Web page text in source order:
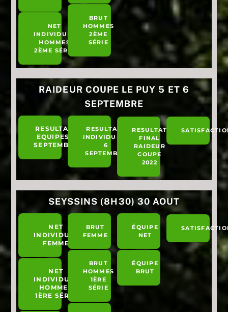
NET
INDIVIDUEL
HOMMES
2ÈME SÉRIE
BRUT
HOMMES
2ÈME
SÉRIE
RAIDEUR COUPE LE PUY 5 ET 6
SEPTEMBRE
RESULTATS
EQUIPES 5
SEPTEMBRE
RESULTATS
INDIVIDUELS
6
SEPTEMBRE
RESULTAT
FINAL
RAIDEUR
COUPE
2022
SEYSSINS (8H30) 30 AOUT
NET
INDIVIDUEL
FEMME
NET
INDIVIDUEL
HOMMES
1ÈRE SÉRIE
BRUT
FEMME
BRUT
HOMMES
1ÈRE
SÉRIE
ÉQUIPE
NET
ÉQUIPE
BRUT